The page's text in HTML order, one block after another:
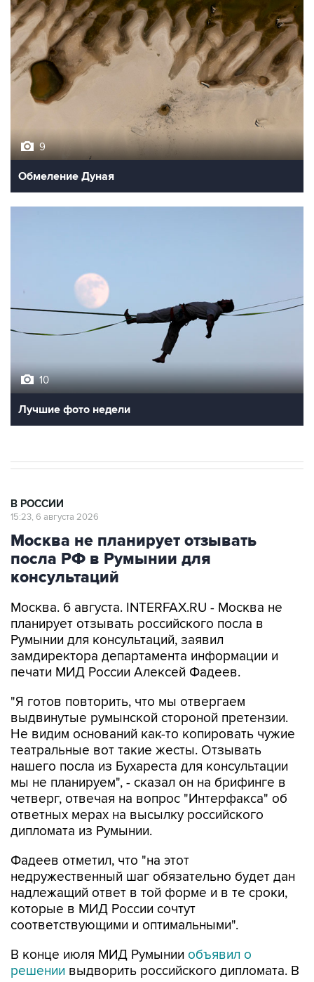
9
Обмеление Дуная
10
Лучшие фото недели
В РОССИИ
15:23, 6 августа 2026
Москва не планирует отзывать
посла РФ в Румынии для
консультаций
Москва. 6 августа. INTERFAX.RU - Москва не
планирует отзывать российского посла в
Румынии для консультаций, заявил
замдиректора департамента информации и
печати МИД России Алексей Фадеев.
"Я готов повторить, что мы отвергаем
выдвинутые румынской стороной претензии.
Не видим оснований как-то копировать чужие
театральные вот такие жесты. Отзывать
нашего посла из Бухареста для консультации
мы не планируем", - сказал он на брифинге в
четверг, отвечая на вопрос "Интерфакса" об
ответных мерах на высылку российского
дипломата из Румынии.
Фадеев отметил, что "на этот
недружественный шаг обязательно будет дан
надлежащий ответ в той форме и в те сроки,
которые в МИД России сочтут
соответствующими и оптимальными".
В конце июля МИД Румынии объявил о
решении выдворить российского дипломата. В